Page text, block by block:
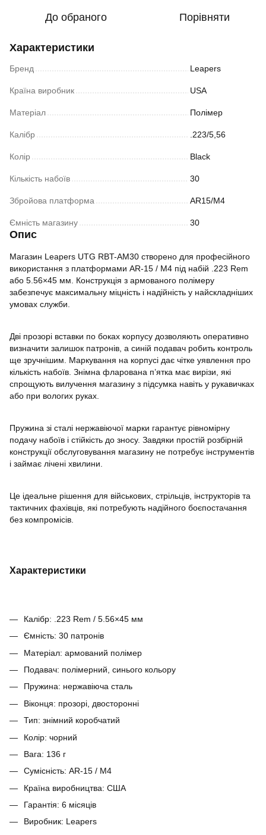
До обраного Порівняти
Характеристики
Бренд Leapers
Країна виробник USA
Матеріал Полімер
Калібр .223/5,56
Колір Black
Кількість набоїв 30
Збройова платформа AR15/M4
Ємність магазину 30
Опис
Магазин Leapers UTG RBT-AM30 створено для професійного
використання з платформами AR-15 / M4 під набій .223 Rem
або 5.56×45 мм. Конструкція з армованого полімеру
забезпечує максимальну міцність і надійність у найскладніших
умовах служби.
Дві прозорі вставки по боках корпусу дозволяють оперативно
визначити залишок патронів, а синій подавач робить контроль
ще зручнішим. Маркування на корпусі дає чітке уявлення про
кількість набоїв. Знімна фларована п’ятка має вирізи, які
спрощують вилучення магазину з підсумка навіть у рукавичках
або при вологих руках.
Пружина зі сталі нержавіючої марки гарантує рівномірну
подачу набоїв і стійкість до зносу. Завдяки простій розбірній
конструкції обслуговування магазину не потребує інструментів
і займає лічені хвилини.
Це ідеальне рішення для військових, стрільців, інструкторів та
тактичних фахівців, які потребують надійного боєпостачання
без компромісів.
Характеристики
Калібр: .223 Rem / 5.56×45 мм
Ємність: 30 патронів
Матеріал: армований полімер
Подавач: полімерний, синього кольору
Пружина: нержавіюча сталь
Віконця: прозорі, двосторонні
Тип: знімний коробчатий
Колір: чорний
Вага: 136 г
Сумісність: AR-15 / M4
Країна виробництва: США
Гарантія: 6 місяців
Виробник: Leapers